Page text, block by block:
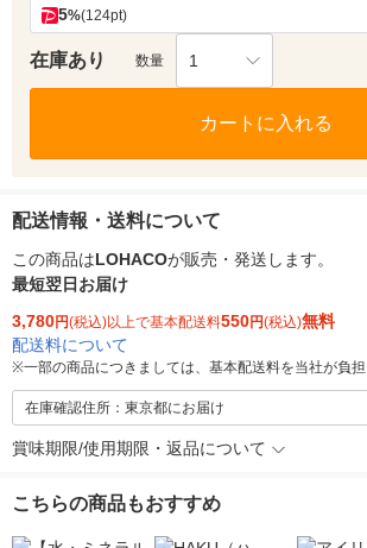
5%(124pt)
在庫あり 数量 1
カートに入れる
配送情報・送料について
この商品はLOHACOが販売・発送します。
最短翌日お届け
3,780円(税込)以上で基本配送料550円(税込)無料
配送料について
※一部の商品につきましては、基本配送料を当社が負担
在庫確認住所：東京都にお届け
賞味期限/使用期限・返品について
こちらの商品もおすすめ